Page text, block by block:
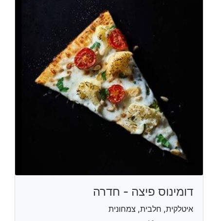
דומינוס פיצה - חדרה
איטלקית, חלבית, צמחונית